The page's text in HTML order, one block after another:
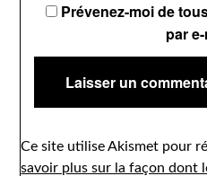
Prévenez-moi de
par
Ce site utilise Akismet pour
savoir plus sur la façon dont